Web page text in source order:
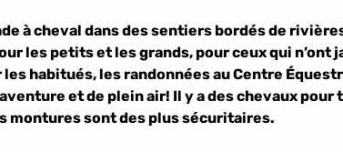
à cheval dans des sentiers bordés de
les petits et les grands, pour ceux qui n’ont
habitués, les randonnées au Centre
et de plein air! Il y a des chevaux pour
montures sont des plus sécuritaires.